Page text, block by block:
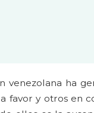
venezolana ha
favor y otros en